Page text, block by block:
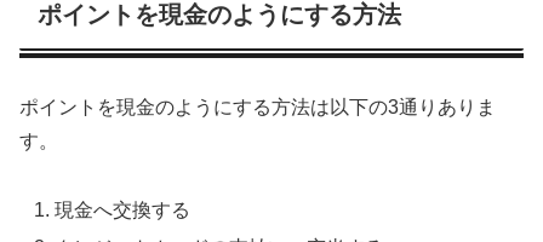
ポイントを現金のようにする方法
ポイントを現金のようにする方法は以下の3通りありま
す。
現金へ交換する